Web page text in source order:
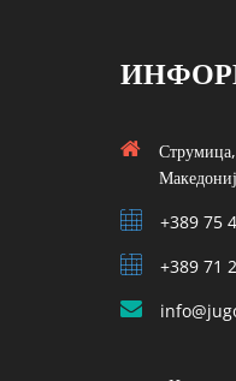
+389 75
+389 71